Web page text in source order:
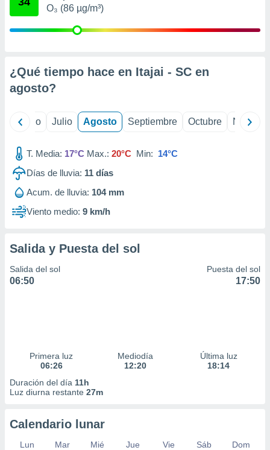
mediante
publicidad
publicidad
1199
O₃ (86 µg/m³)
¿Qué tiempo hace en Itajai - SC en
agosto?
Junio Julio Agosto Septiembre Octubre
T. Media: 17°C Max.: 20°C Min: 14°C
Días de lluvia: 11 días
Acum. de lluvia: 104 mm
Viento medio: 9 km/h
Salida y Puesta del sol
Salida del sol
06:50
Puesta del sol
17:50
Primera luz
06:26
Mediodía
12:20
Última luz
18:14
Duración del día 11h
Luz diurna restante 27m
Calendario lunar
Lun Mar Mié Jue Vie Sáb
Dom